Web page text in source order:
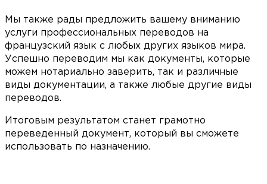
компанией очень приятно и интересно
работать. Всё всегда предельно вежливо,
перезвонят или напишут, если есть какие-то
переводческих услуг, разрабатывает свою
систему управления переводами, но особо
радостным событием для переводчиков и
Мы также рады предложить вашему вниманию
услуги профессиональных переводов на
французский язык с любых других языков мира.
Успешно переводим мы как документы, которые
можем нотариально заверить, так и различные
виды документации, а также любые другие виды
переводов.
Итоговым результатом станет грамотно
переведенный документ, который вы сможете
использовать по назначению.